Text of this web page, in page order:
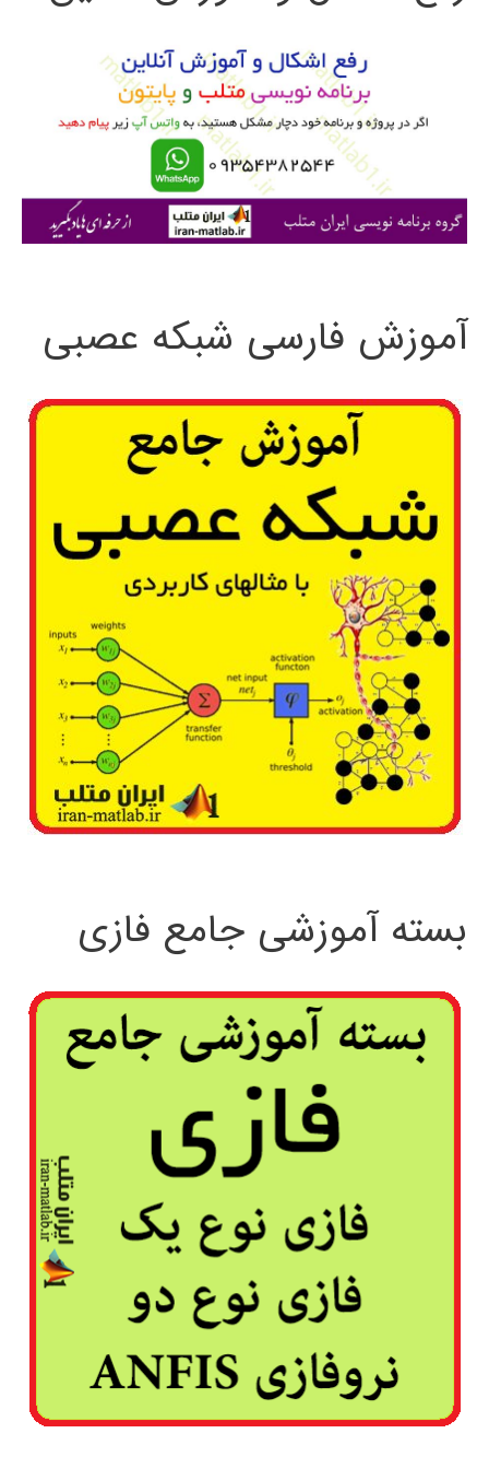
ی
آموزش فارسی شبکه عصبی
بسته آموزشی جامع فازی